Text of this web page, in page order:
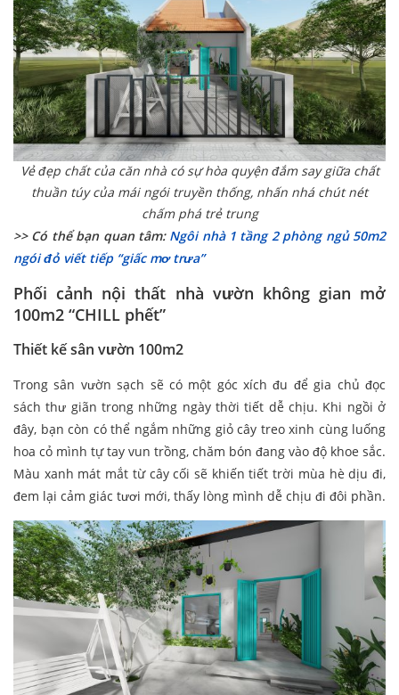
Vẻ đẹp chất của căn nhà có sự hòa quyện đắm say giữa chất
thuần túy của mái ngói truyền thống, nhấn nhá chút nét
chấm phá trẻ trung
>> Có thể bạn quan tâm: Ngôi nhà 1 tầng 2 phòng ngủ 50m2
ngói đỏ viết tiếp “giấc mơ trưa”
Phối cảnh nội thất nhà vườn không gian mở
100m2 “CHILL phết”
Thiết kế sân vườn 100m2
Trong sân vườn sạch sẽ có một góc xích đu để gia chủ đọc
sách thư giãn trong những ngày thời tiết dễ chịu. Khi ngồi ở
đây, bạn còn có thể ngắm những giỏ cây treo xinh cùng luống
hoa cỏ mình tự tay vun trồng, chăm bón đang vào độ khoe sắc.
Màu xanh mát mắt từ cây cối sẽ khiến tiết trời mùa hè dịu đi,
đem lại cảm giác tươi mới, thấy lòng mình dễ chịu đi đôi phần.